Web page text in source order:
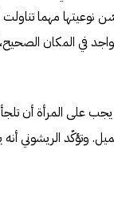
مهما
في المكان
يجب على المرأة أن
وتؤكّد الريشوني